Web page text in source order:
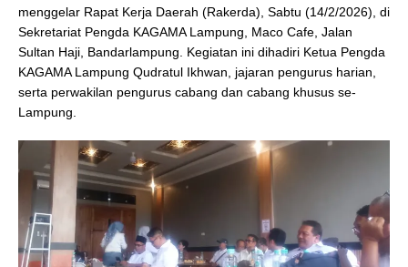
menggelar Rapat Kerja Daerah (Rakerda), Sabtu (14/2/2026), di
Sekretariat Pengda KAGAMA Lampung, Maco Cafe, Jalan
Sultan Haji, Bandarlampung. Kegiatan ini dihadiri Ketua Pengda
KAGAMA Lampung Qudratul Ikhwan, jajaran pengurus harian,
serta perwakilan pengurus cabang dan cabang khusus se-
Lampung.